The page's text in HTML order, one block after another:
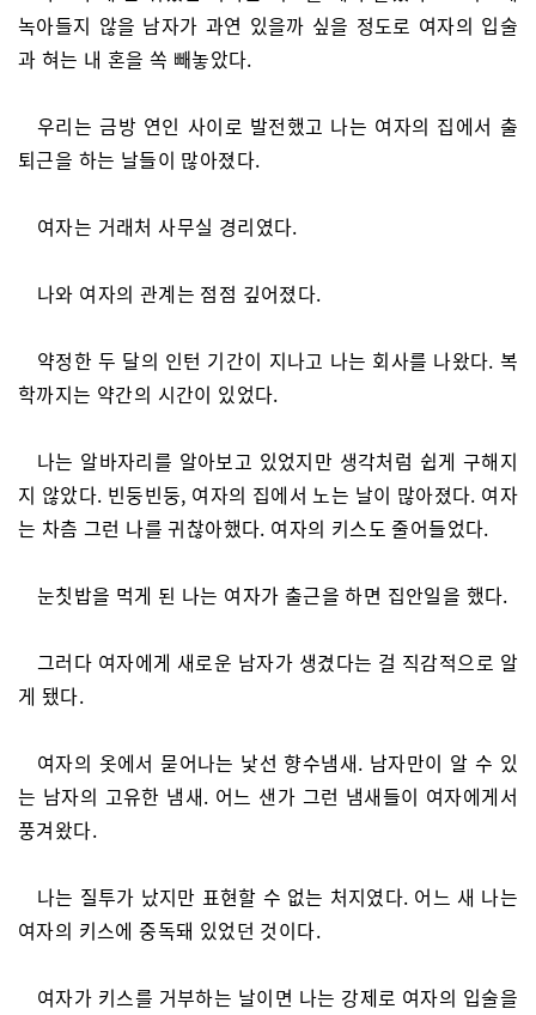
녹아들지 않을 남자가 과연 있을까 싶을 정도로 여자의 입술
과 혀는 내 혼을 쏙 빼놓았다.
우리는 금방 연인 사이로 발전했고 나는 여자의 집에서 출
퇴근을 하는 날들이 많아졌다.
여자는 거래처 사무실 경리였다.
나와 여자의 관계는 점점 깊어졌다.
약정한 두 달의 인턴 기간이 지나고 나는 회사를 나왔다. 복
학까지는 약간의 시간이 있었다.
나는 알바자리를 알아보고 있었지만 생각처럼 쉽게 구해지
지 않았다. 빈둥빈둥, 여자의 집에서 노는 날이 많아졌다. 여자
는 차츰 그런 나를 귀찮아했다. 여자의 키스도 줄어들었다.
눈칫밥을 먹게 된 나는 여자가 출근을 하면 집안일을 했다.
그러다 여자에게 새로운 남자가 생겼다는 걸 직감적으로 알
게 됐다.
여자의 옷에서 묻어나는 낯선 향수냄새. 남자만이 알 수 있
는 남자의 고유한 냄새. 어느 샌가 그런 냄새들이 여자에게서
풍겨왔다.
나는 질투가 났지만 표현할 수 없는 처지였다. 어느 새 나는
여자의 키스에 중독돼 있었던 것이다.
여자가 키스를 거부하는 날이면 나는 강제로 여자의 입술을